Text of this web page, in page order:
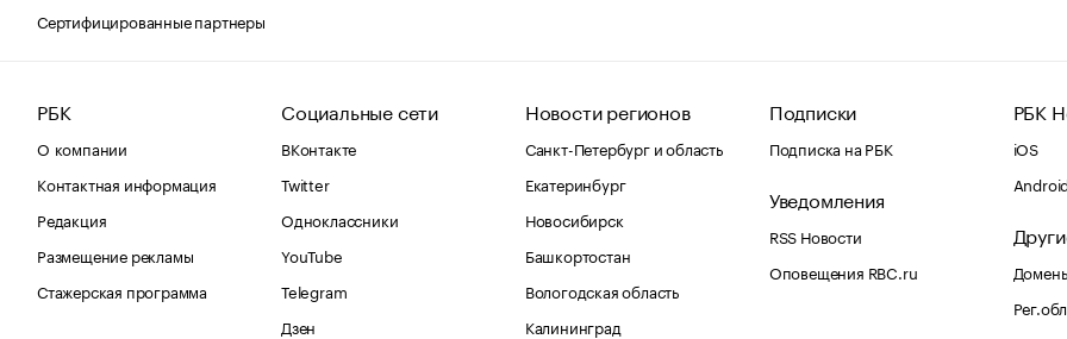
Сертифицированные партнеры
РБК
О компании
Контактная информация
Редакция
Размещение рекламы
Стажерская программа
Социальные сети
ВКонтакте
Twitter
Одноклассники
YouTube
Telegram
Дзен
Новости регионов
Санкт-Петербург и область
Екатеринбург
Новосибирск
Башкортостан
Вологодская область
Калининград
Подписки
Подписка на РБК
Уведомления
RSS Новости
Оповещения RBC.ru
РБК
iOS